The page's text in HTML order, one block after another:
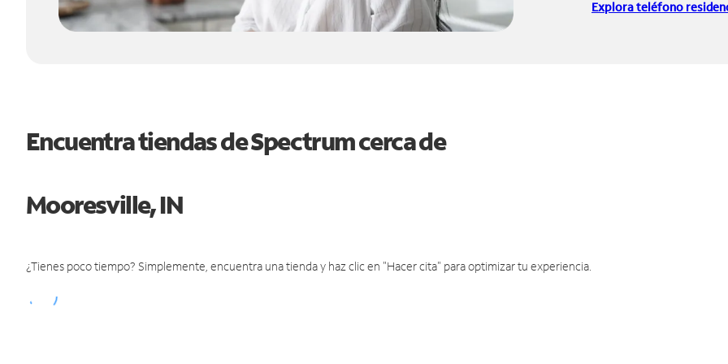
Explora teléfono
Encuentra tiendas de Spectrum cerca de
Mooresville, IN
¿Tienes poco tiempo? Simplemente, encuentra una tienda y haz clic en "Hacer cita" para optimizar tu experiencia.